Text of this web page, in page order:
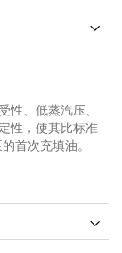
性、低蒸汽压、
性，使其比标准
首次充填油。